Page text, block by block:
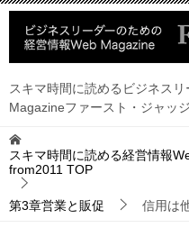
スキマ時間に読めるビジネス
Magazineファースト・ジャッ
スキマ時間に読める経営情報
from2011 TOP
第3章営業と販促 信用は